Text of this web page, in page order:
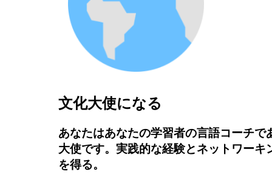
文化大使になる
あなたはあなたの学習者の言語コーチで
大使です。実践的な経験とネットワーキ
を得る。